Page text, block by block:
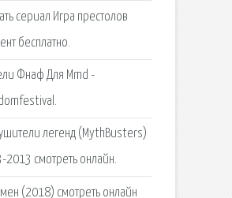
сериал Игра престолов
бесплатно.
Фнаф Для Mmd -
легенд (MythBusters)
2013 смотреть онлайн.
(2018) смотреть онлайн